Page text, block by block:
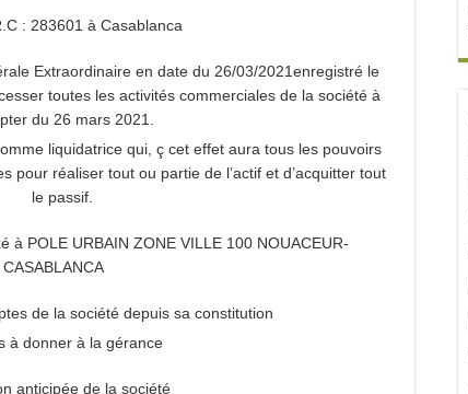
: 283601 à Casablanca
Extraordinaire en date du 26/03/2021enregistré le
toutes les activités commerciales de la société à
du 26 mars 2021.
liquidatrice qui, ç cet effet aura tous les pouvoirs
pour réaliser tout ou partie de l’actif et d’acquitter tout
le passif.
à POLE URBAIN ZONE VILLE 100 NOUACEUR-
CASABLANCA
de la société depuis sa constitution
à donner à la gérance
anticipée de la société